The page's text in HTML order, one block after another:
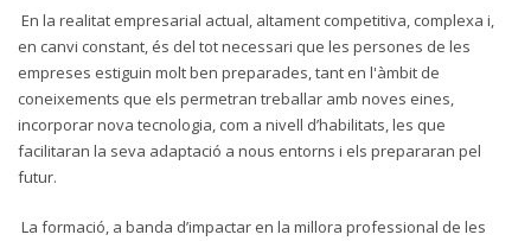
En la realitat empresarial actual, altament competitiva, complexa i,
en canvi constant, és del tot necessari que les persones de les
empreses estiguin molt ben preparades, tant en l'àmbit de
coneixements que els permetran treballar amb noves eines,
incorporar nova tecnologia, com a nivell d’habilitats, les que
facilitaran la seva adaptació a nous entorns i els prepararan pel
futur.
La formació, a banda d’impactar en la millora professional de les